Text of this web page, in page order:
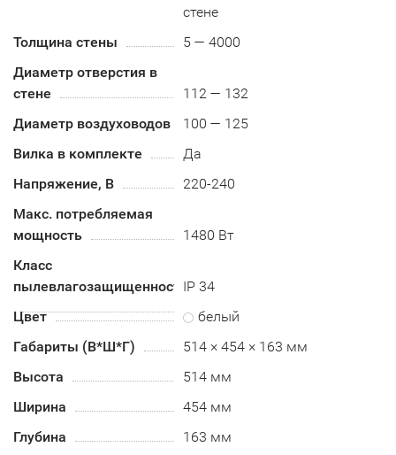
стене
Толщина стены
5 — 4000
Диаметр отверстия в
стене
112 — 132
Диаметр воздуховодов
100 — 125
Вилка в комплекте
Да
Напряжение, В
220-240
Макс. потребляемая
мощность
1480 Вт
Класс
пылевлагозащищенностиIP 34
Цвет
белый
Габариты (В*Ш*Г)
514 × 454 × 163 мм
Высота
514 мм
Ширина
454 мм
Глубина
163 мм